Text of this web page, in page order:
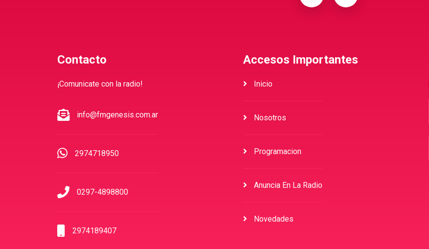
Contacto
¡Comunicate con la radio!
info@fmgenesis.com.ar
2974718950
0297-4898800
2974189407
Accesos Importantes
Inicio
Nosotros
Programacion
Anuncia En La Radio
Novedades